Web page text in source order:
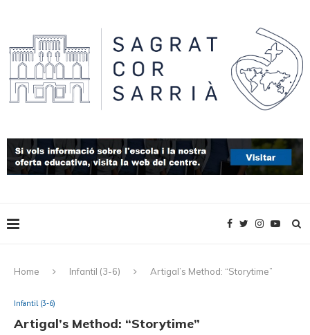
Home Infantil (3-6) Artigal’s Method: “Storytime”
Infantil (3-6)
Artigal’s Method: “Storytime”